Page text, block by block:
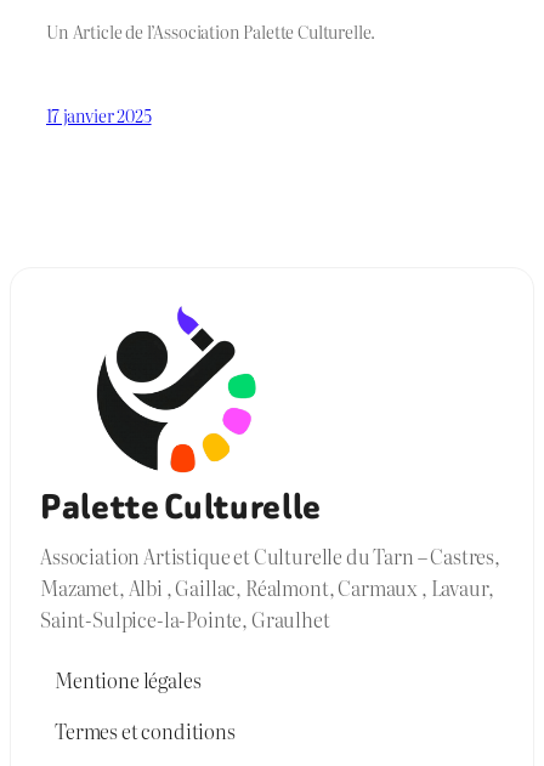
Un Article de l’Association Palette Culturelle.
17 janvier 2025
Palette Culturelle
Association Artistique et Culturelle du Tarn – Castres,
Mazamet, Albi , Gaillac, Réalmont, Carmaux , Lavaur,
Saint-Sulpice-la-Pointe, Graulhet
Mentione légales
Termes et conditions